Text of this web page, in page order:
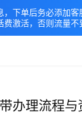
办理流程与
下单后务必添加客
激活，否则流量不